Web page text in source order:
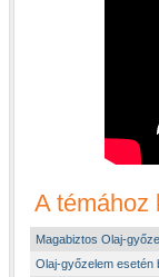
A témához
Magabiztos Olaj-
Olaj-győzelem esetén